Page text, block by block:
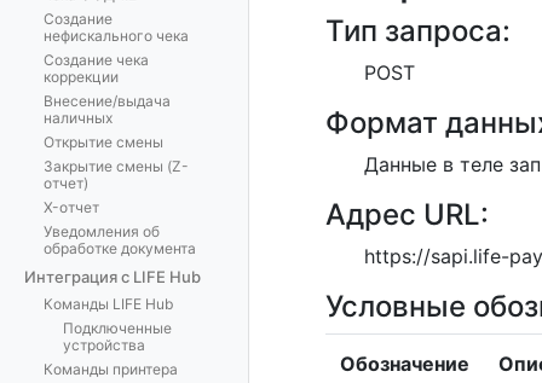
Создание
нефискального чека
Создание чека
коррекции
Внесение/выдача
наличных
Открытие смены
Закрытие смены (Z-
отчет)
X-отчет
Уведомления об
обработке документа
Интеграция с LIFE Hub
Команды LIFE Hub
Подключенные
устройства
Команды принтера
Тип запроса:
POST
Формат
Данные в теле
Адрес URL:
https://sapi.life-
Условные
Обозначение